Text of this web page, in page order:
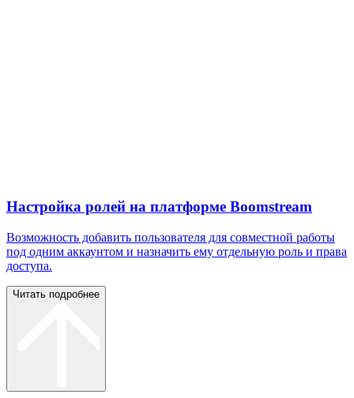
Настройка ролей на платформе Boomstream
Возможность добавить пользователя для совместной работы
под одним аккаунтом и назначить ему отдельную роль и права
доступа.
Читать подробнее